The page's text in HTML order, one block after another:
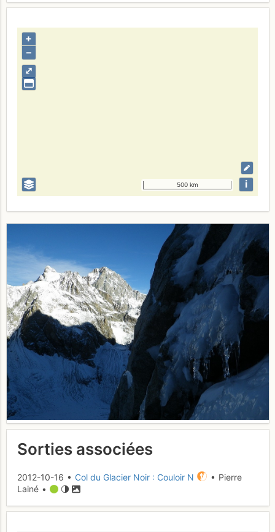
⤢
+
–
500 km i
Sorties associées
2012-10-16 • Col du Glacier Noir : Couloir N
• Pierre
Lainé •